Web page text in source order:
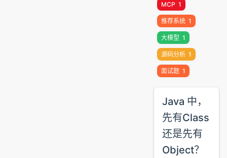
MCP 1
推荐系统 1
大模型 1
源码分析 1
面试题 1
Java 中，
先有Class
还是先有
Object？